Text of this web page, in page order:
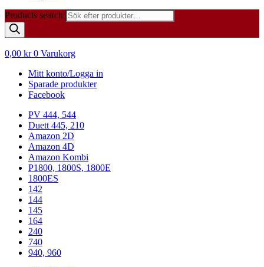
Products search
0,00 kr 0 Varukorg
Mitt konto/Logga in
Sparade produkter
Facebook
PV 444, 544
Duett 445, 210
Amazon 2D
Amazon 4D
Amazon Kombi
P1800, 1800S, 1800E
1800ES
142
144
145
164
240
740
940, 960